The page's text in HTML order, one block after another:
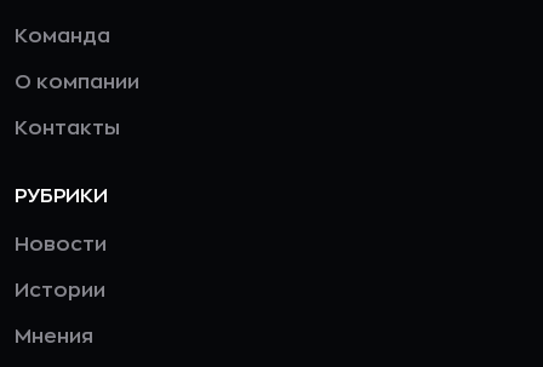
Команда
О компании
Контакты
РУБРИКИ
Новости
Истории
Мнения